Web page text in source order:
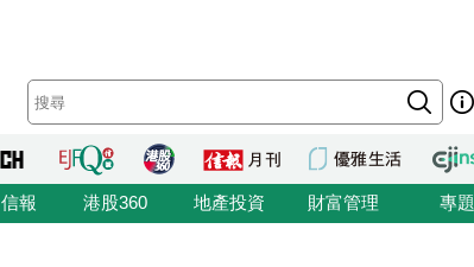
報 港股360 地產投資 財富管理 專題